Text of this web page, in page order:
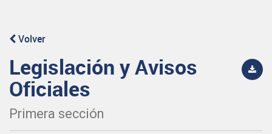
Volver
Legislación y Avisos
Oficiales
Primera sección